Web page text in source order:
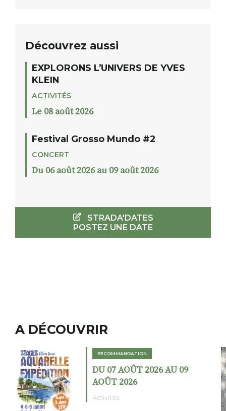
Découvrez aussi
EXPLORONS L’UNIVERS DE YVES
KLEIN
ACTIVITÉS
Le 08 août 2026
Festival Grosso Mundo #2
CONCERT
Du 06 août 2026 au 09 août 2026
STRADA'DATES
POSTEZ UNE DATE
A DÉCOUVRIR
RECOMMANDATION
DU 02 AOÛT 2026 AU 23
AOÛT 2026
Expositions